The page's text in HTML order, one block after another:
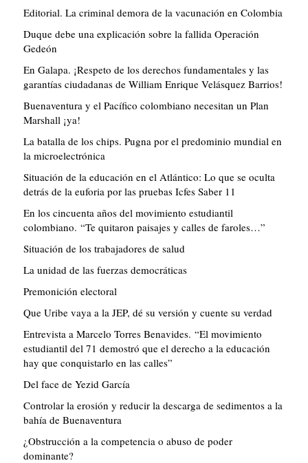
Editorial. La criminal demora de la vacunación en Colombia
Duque debe una explicación sobre la fallida Operación
Gedeón
En Galapa. ¡Respeto de los derechos fundamentales y las
garantías ciudadanas de William Enrique Velásquez Barrios!
Buenaventura y el Pacífico colombiano necesitan un Plan
Marshall ¡ya!
La batalla de los chips. Pugna por el predominio mundial en
la microelectrónica
Situación de la educación en el Atlántico: Lo que se oculta
detrás de la euforia por las pruebas Icfes Saber 11
En los cincuenta años del movimiento estudiantil
colombiano. “Te quitaron paisajes y calles de faroles…”
Situación de los trabajadores de salud
La unidad de las fuerzas democráticas
Premonición electoral
Que Uribe vaya a la JEP, dé su versión y cuente su verdad
Entrevista a Marcelo Torres Benavides. “El movimiento
estudiantil del 71 demostró que el derecho a la educación
hay que conquistarlo en las calles”
Del face de Yezid García
Controlar la erosión y reducir la descarga de sedimentos a la
bahía de Buenaventura
¿Obstrucción a la competencia o abuso de poder
dominante?